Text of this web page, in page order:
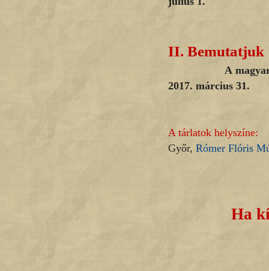
II. Bemutatjuk
A magyar
2017. március 31.
A tárlatok helyszíne:
Győr, Rómer Flóris
Ha